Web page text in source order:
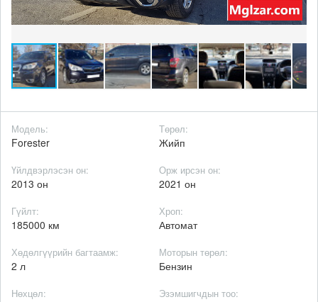
Модель:
Forester
Төрөл:
Жийп
Үйлдвэрлэсэн он:
2013 он
Орж ирсэн он:
2021 он
Гүйлт:
185000 км
Хроп:
Автомат
Хөдөлгүүрийн багтаамж:
2 л
Моторын төрөл:
Бензин
Нөхцөл: Эзэмшигчдын тоо: